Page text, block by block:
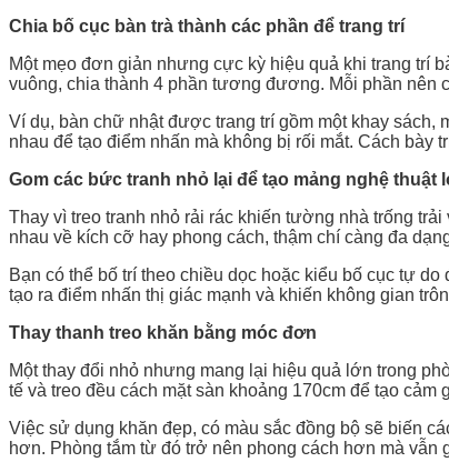
Chia bố cục bàn trà thành các phần để trang trí
Một mẹo đơn giản nhưng cực kỳ hiệu quả khi trang trí
vuông, chia thành 4 phần tương đương. Mỗi phần nên
Ví dụ, bàn chữ nhật được trang trí gồm một khay sách,
nhau để tạo điểm nhấn mà không bị rối mắt. Cách bày
Gom các bức tranh nhỏ lại để tạo mảng nghệ thuật
Thay vì treo tranh nhỏ rải rác khiến tường nhà trống
nhau về kích cỡ hay phong cách, thậm chí càng đa
Bạn có thể bố trí theo chiều dọc hoặc kiểu bố cục tự
tạo ra điểm nhấn thị giác mạnh và khiến không gian
Thay thanh treo khăn bằng móc đơn
Một thay đổi nhỏ nhưng mang lại hiệu quả lớn trong
tế và treo đều cách mặt sàn khoảng 170cm để tạo cảm
Việc sử dụng khăn đẹp, có màu sắc đồng bộ sẽ biến
hơn. Phòng tắm từ đó trở nên phong cách hơn mà